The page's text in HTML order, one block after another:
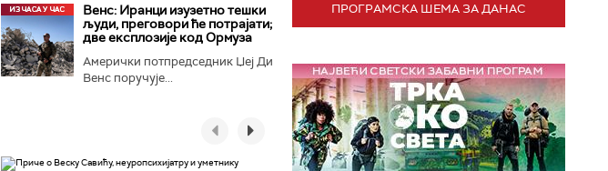
Венс: Иранци изузетно тешки
људи, преговори ће потрајати;
две експлозије код Ормуза
Амерички потпредседник Џеј Ди
Венс поручује...
ПРОГРАМСКА ШЕМА ЗА ДАНАС